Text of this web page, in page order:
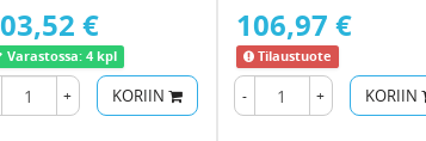
€
Varastossa: 4 kpl
+ KORIIN
106,97 €
Tilaustuote
- + KORIIN